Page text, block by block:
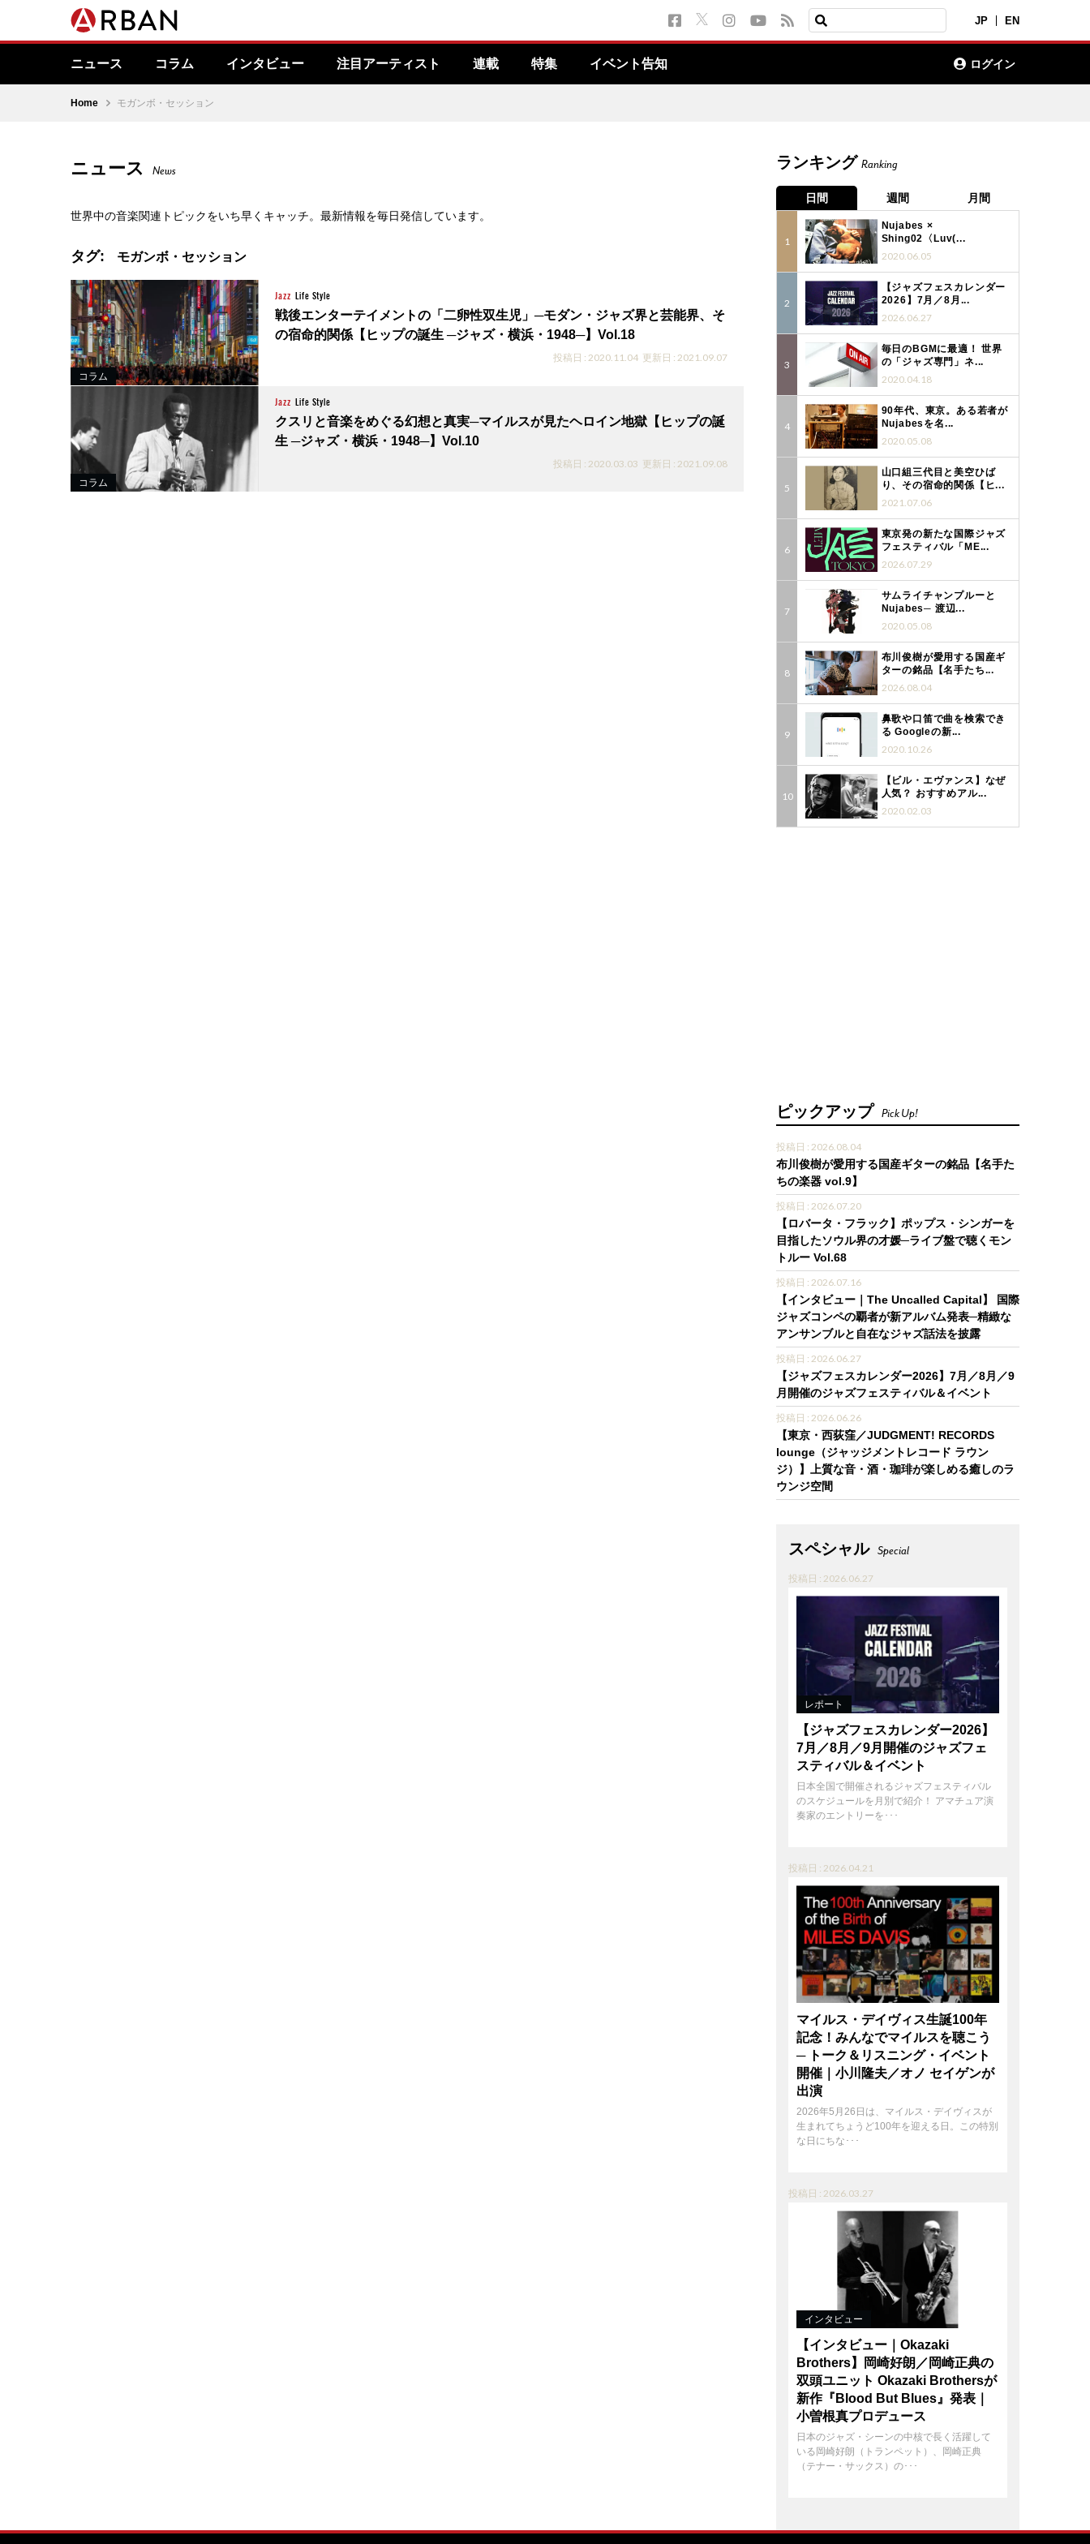
JP EN
ニュース コラム インタビュー 注目アーティスト 連載 特集 イベント告知 ログイン
Home モガンボ・セッション
ニュース News
世界中の音楽関連トピックをいち早くキャッチ。最新情報を毎日発信しています。
タグ: モガンボ・セッション
コラム
Jazz Life Style
戦後エンターテイメントの「二卵性双生児」─モダン・ジャズ界と芸能界、そ
の宿命的関係【ヒップの誕生 ─ジャズ・横浜・1948─】Vol.18
投稿日 : 2020.11.04 更新日 : 2021.09.07
コラム
Jazz Life Style
クスリと音楽をめぐる幻想と真実─マイルスが見たヘロイン地獄【ヒップの誕
生 ─ジャズ・横浜・1948─】Vol.10
投稿日 : 2020.03.03 更新日 : 2021.09.08
ランキング Ranking
日間 週間 月間
Nujabes ×
Shing02〈Luv(...
2020.06.05
【ジャズフェスカレンダー
2026】7月／8月...
2026.06.27
毎日のBGMに最適！ 世界
の「ジャズ専門」ネ...
2020.04.18
90年代、東京。ある若者が
Nujabesを名...
2020.05.08
山口組三代目と美空ひば
り、その宿命的関係【ヒ...
2021.07.06
東京発の新たな国際ジャズ
フェスティバル「ME...
2026.07.29
サムライチャンプルーと
Nujabes─ 渡辺...
2020.05.08
布川俊樹が愛用する国産ギ
ターの銘品【名手たち...
2026.08.04
鼻歌や口笛で曲を検索でき
る Googleの新...
2020.10.26
【ビル・エヴァンス】なぜ
人気？ おすすめアル...
2020.02.03
ピックアップ Pick Up!
投稿日 : 2026.08.04
布川俊樹が愛用する国産ギターの銘品【名手た
ちの楽器 vol.9】
投稿日 : 2026.07.20
【ロバータ・フラック】ポップス・シンガーを
目指したソウル界の才媛─ライブ盤で聴くモン
トルー Vol.68
投稿日 : 2026.07.16
【インタビュー｜The Uncalled Capital】 国際
ジャズコンペの覇者が新アルバム発表─精緻な
アンサンブルと自在なジャズ話法を披露
投稿日 : 2026.06.27
【ジャズフェスカレンダー2026】7月／8月／9
月開催のジャズフェスティバル＆イベント
投稿日 : 2026.06.26
【東京・西荻窪／JUDGMENT! RECORDS
lounge（ジャッジメントレコード ラウン
ジ）】上質な音・酒・珈琲が楽しめる癒しのラ
ウンジ空間
スペシャル Special
投稿日 : 2026.06.27
レポート
【ジャズフェスカレンダー2026】
7月／8月／9月開催のジャズフェ
スティバル＆イベント
日本全国で開催されるジャズフェスティバル
のスケジュールを月別で紹介！ アマチュア演
奏家のエントリーを･･･
投稿日 : 2026.04.21
マイルス・デイヴィス生誕100年
記念！みんなでマイルスを聴こう
─ トーク＆リスニング・イベント
開催｜小川隆夫／オノ セイゲンが
出演
2026年5月26日は、マイルス・デイヴィスが
生まれてちょうど100年を迎える日。この特別
な日にちな･･･
投稿日 : 2026.03.27
インタビュー
【インタビュー｜Okazaki
Brothers】岡崎好朗／岡崎正典の
双頭ユニット Okazaki Brothersが
新作『Blood But Blues』発表｜
小曽根真プロデュース
日本のジャズ・シーンの中核で長く活躍して
いる岡崎好朗（トランペット）、岡崎正典
（テナー・サックス）の･･･